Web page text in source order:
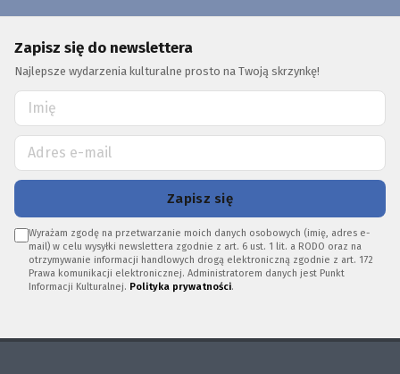
Zapisz się do newslettera
Najlepsze wydarzenia kulturalne prosto na Twoją skrzynkę!
Zapisz się
Wyrażam zgodę na przetwarzanie moich danych osobowych (imię, adres e-
mail) w celu wysyłki newslettera zgodnie z art. 6 ust. 1 lit. a RODO oraz na
otrzymywanie informacji handlowych drogą elektroniczną zgodnie z art. 172
Prawa komunikacji elektronicznej. Administratorem danych jest Punkt
Informacji Kulturalnej. Polityka prywatności.